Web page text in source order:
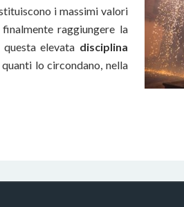
i massimi valori
raggiungere la
elevata disciplina
lo circondano, nella